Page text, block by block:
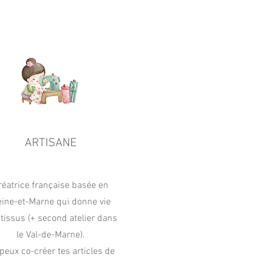
ARTISANE
française basée en
et-Marne qui donne vie
(+ second atelier dans
le Val-de-Marne).
co-créer tes articles de